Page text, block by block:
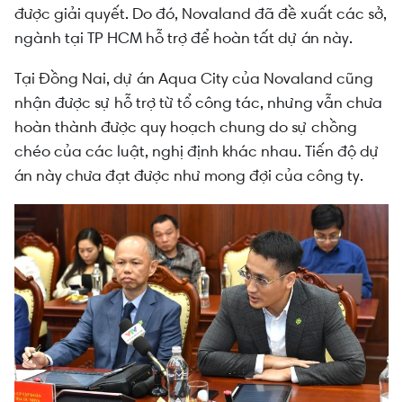
được giải quyết. Do đó, Novaland đã đề xuất các sở,
ngành tại TP HCM hỗ trợ để hoàn tất dự án này.
Tại Đồng Nai, dự án Aqua City của Novaland cũng
nhận được sự hỗ trợ từ tổ công tác, nhưng vẫn chưa
hoàn thành được quy hoạch chung do sự chồng
chéo của các luật, nghị định khác nhau. Tiến độ dự
án này chưa đạt được như mong đợi của công ty.